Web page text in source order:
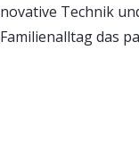
Technik
das